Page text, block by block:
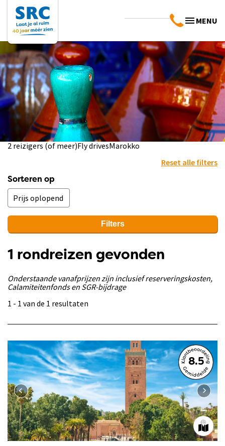
MENU
2 reizigers (of meer)Fly drivesMarokko
Reset alle filters
Sorteren op
Filters
1 rondreizen gevonden
Onderstaande vanafprijzen zijn inclusief reserveringskosten,
Calamiteitenfonds en SGR-bijdrage
1 - 1 van de 1 resultaten
8.5